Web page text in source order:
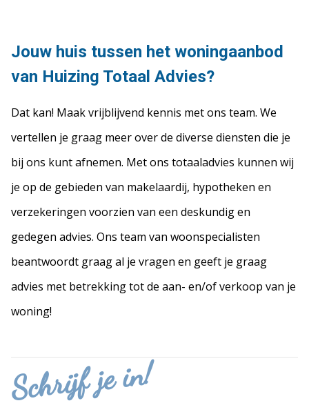
Jouw huis tussen het woningaanbod
van Huizing Totaal Advies?
Dat kan! Maak vrijblijvend kennis met ons team. We
vertellen je graag meer over de diverse diensten die je
bij ons kunt afnemen. Met ons totaaladvies kunnen wij
je op de gebieden van makelaardij, hypotheken en
verzekeringen voorzien van een deskundig en
gedegen advies. Ons team van woonspecialisten
beantwoordt graag al je vragen en geeft je graag
advies met betrekking tot de aan- en/of verkoop van je
woning!
Schrijf je in!